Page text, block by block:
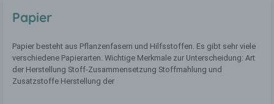
Papier
Papier besteht aus Pflanzenfasern und Hilfsstoffen. Es gibt sehr viele
verschiedene Papierarten. Wichtige Merkmale zur Unterscheidung: Art
der Herstellung Stoff-Zusammensetzung Stoffmahlung und
Zusatzstoffe Herstellung der
automatisierter Verfahren ausgeführte
Vorgang oder jede solche Vorgangsreihe
im Zusammenhang mit
personenbezogenen Daten wie das
Erheben, das Erfassen, die Organisation,